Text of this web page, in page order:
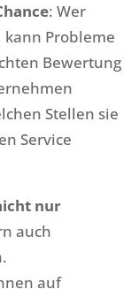
: Wer
Probleme
Bewertung
Stellen sie
Service
nur
auch
auf